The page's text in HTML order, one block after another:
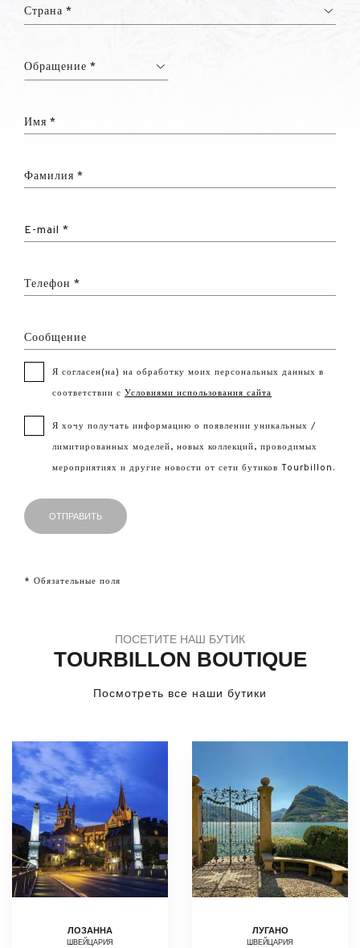
Страна *
Обращение *
Имя *
Фамилия *
E-mail *
Телефон *
Сообщение
Я согласен(на) на обработку моих персональных данных в
соответствии с Условиями использования сайта
Я хочу получать информацию о появлении уникальных /
лимитированных моделей, новых коллекций, проводимых
мероприятиях и другие новости от сети бутиков Tourbillon.
* Обязательные поля
ПОСЕТИТЕ НАШ БУТИК
TOURBILLON BOUTIQUE
Посмотреть все наши бутики
ЛОЗАННА
ШВЕЙЦАРИЯ
ЛУГАНО
ШВЕЙЦАРИЯ